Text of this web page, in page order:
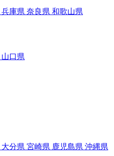
兵庫県 奈良県 和歌山県
山口県
大分県 宮崎県 鹿児島県 沖縄県